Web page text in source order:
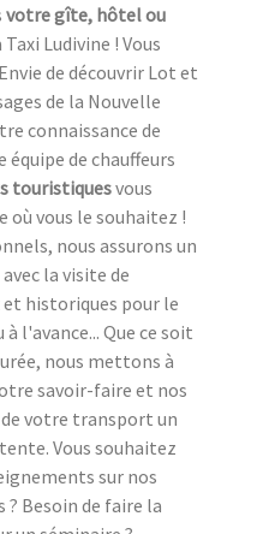
votre gîte, hôtel ou
Ludivine ! Vous
de découvrir Lot et
de la Nouvelle
connaissance de
de chauffeurs
touristiquesvous
où vous le souhaitez !
nous assurons un
la visite de
historiques pour le
l'avance... Que ce soit
nous mettons à
savoir-faire et nos
votre transport un
Vous souhaitez
sur nos
Besoin de faire la